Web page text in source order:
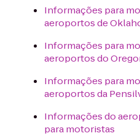
Informações para
aeroportos de
Informações para
aeroportos do
Informações para
aeroportos da
Informações do
para motoristas